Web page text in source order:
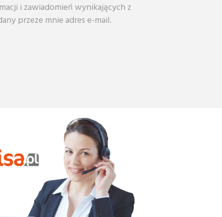
i zawiadomień wynikających z
przeze mnie adres e-mail.